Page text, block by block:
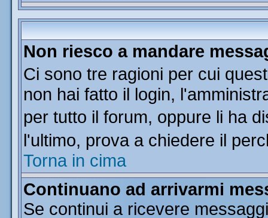
Non riesco a mandare
Ci sono tre ragioni per cui
non hai fatto il login,
per tutto il forum, oppure li ha
l'ultimo, prova a chiedere il
Torna in cima
Continuano ad arrivarmi
Se continui a ricevere